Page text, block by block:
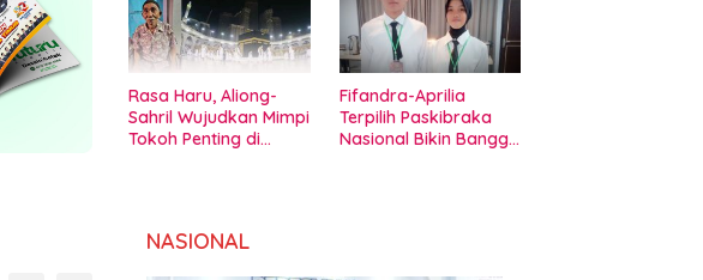
Rasa Haru, Aliong-
Sahril Wujudkan Mimpi
Tokoh Penting di
Fifandra-Aprilia
Terpilih Paskibraka
Nasional Bikin Bangga
NASIONAL